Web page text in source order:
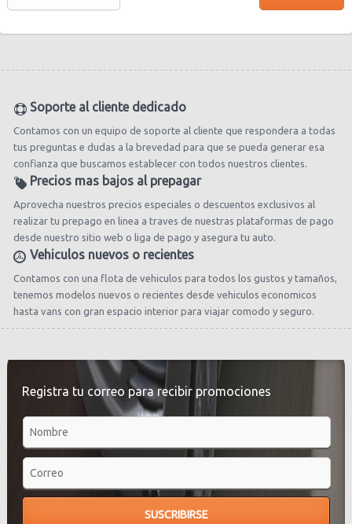
Soporte al cliente dedicado
Contamos con un equipo de soporte al cliente que respondera a todas
tus preguntas e dudas a la brevedad para que se pueda generar esa
confianza que buscamos establecer con todos nuestros clientes.
Precios mas bajos al prepagar
Aprovecha nuestros precios especiales o descuentos exclusivos al
realizar tu prepago en linea a traves de nuestras plataformas de pago
desde nuestro sitio web o liga de pago y asegura tu auto.
Vehiculos nuevos o recientes
Contamos con una flota de vehiculos para todos los gustos y tamaños,
tenemos modelos nuevos o recientes desde vehiculos economicos
hasta vans con gran espacio interior para viajar comodo y seguro.
Registra tu correo para recibir promociones